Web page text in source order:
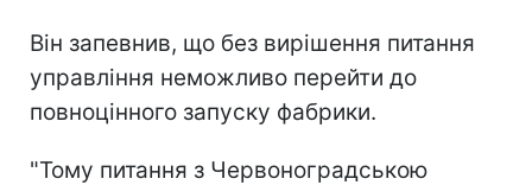
Він запевнив, що без вирішення питання
управління неможливо перейти до
повноцінного запуску фабрики.
"Тому питання з Червоноградською